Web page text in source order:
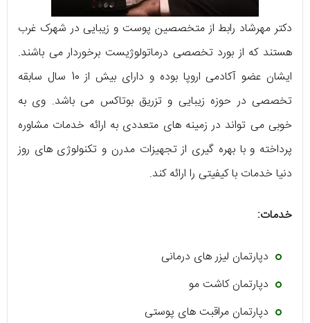
دکتر مهرشاد رابط از متخصصین پوست و زیبایی در شهرک غرب
هستند که از بورد تخصصی درماتولوژیست برخوردار می‌ باشند.
ایشان عضو آکادمی اروپا بوده و دارای بیش از 10 سال سابقه‌
تخصصی در حوزه‌ زیبایی و تزریق بوتاکس می‌ باشد. وی به
خوبی می‌ تواند در زمینه‌ های متعددی به ارائه‌ خدمات مشاوره
پرداخته و با بهره گیری از تجهیزات مدرن و تکنولوژی‌ های روز
دنیا خدمات با کیفیتی را ارائه کند.
خدمات:
دپارتمان لیزر های درمانی
دپارتمان کاشت مو
دپارتمان مراقبت های پوستی